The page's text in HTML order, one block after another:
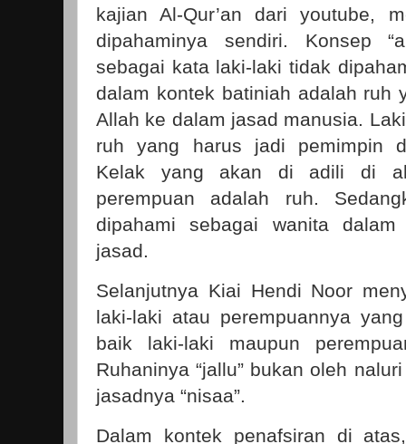
kajian Al-Qur’an dari youtube,
dipahaminya sendiri. Konsep
sebagai kata laki-laki tidak
dalam kontek batiniah adalah ruh
Allah ke dalam jasad manusia.
ruh yang harus jadi pemimpin
Kelak yang akan di adili di
perempuan adalah ruh.
dipahami sebagai wanita
jasad.
Selanjutnya Kiai Hendi Noor
laki-laki atau perempuannya
baik laki-laki maupun
Ruhaninya “jallu” bukan oleh
jasadnya “nisaa”.
Dalam kontek penafsiran di